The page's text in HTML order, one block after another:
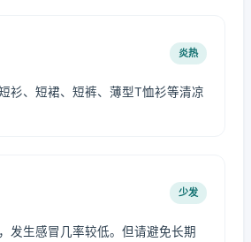
炎热
衫、短裙、短裤、薄型T恤衫等清凉
少发
发生感冒几率较低。但请避免长期